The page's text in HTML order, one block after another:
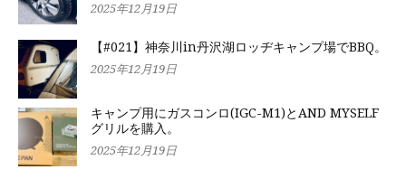
2025年12月19日
【#021】神奈川in丹沢湖ロッヂキャンプ場でBBQ。
2025年12月19日
キャンプ用にガスコンロ(IGC-M1)とAND MYSELF
グリルを購入。
2025年12月19日